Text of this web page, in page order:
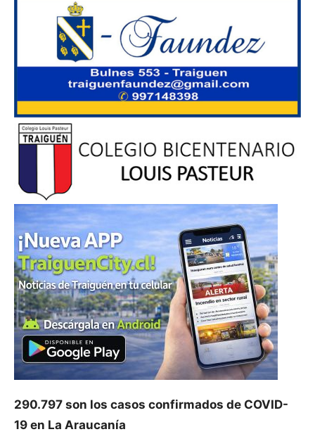
290.797 son los casos confirmados de COVID-
19 en La Araucanía